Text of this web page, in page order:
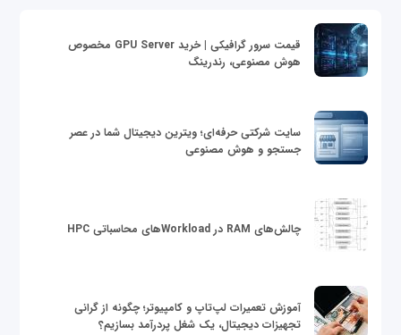
قیمت سرور گرافیکی | خرید GPU Server مخصوص
هوش مصنوعی، رندرینگ
سایت شرکتی حرفه‌ای؛ ویترین دیجیتال شما در عصر
جستجو و هوش مصنوعی
چالش‌های RAM در Workloadهای محاسباتی HPC
آموزش تعمیرات لپ‌تاپ و کامپیوتر؛ چگونه از گرانی
تجهیزات دیجیتال، یک شغل پردرآمد بسازیم؟